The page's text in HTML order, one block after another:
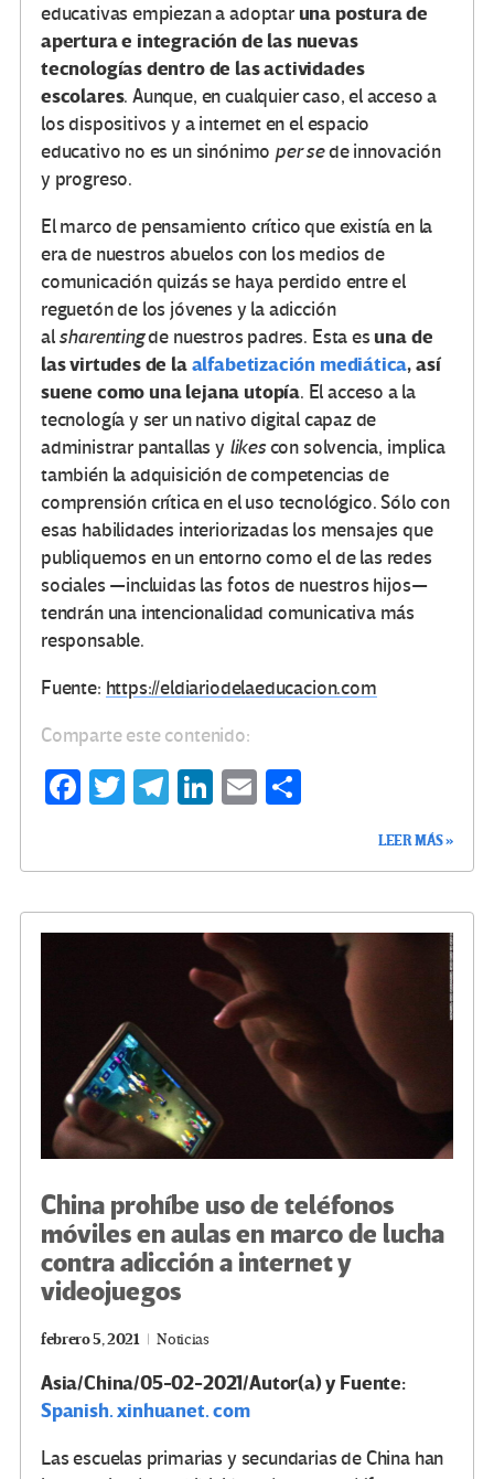
educativas empiezan a adoptaruna postura de
apertura e integración de las nuevas
tecnologías dentro de las actividades
escolares. Aunque, en cualquier caso, el acceso a
los dispositivos y a internet en el espacio
educativo no es un sinónimo per sede innovación
y progreso.
El marco de pensamiento crítico que existía en la
era de nuestros abuelos con los medios de
comunicación quizás se haya perdido entre el
reguetón de los jóvenes y la adicción
alsharentingde nuestros padres. Esta es una de
las virtudes de laalfabetización mediática, así
suene como una lejana utopía. El acceso a la
tecnología y ser un nativo digital capaz de
administrar pantallas y likescon solvencia, implica
también la adquisición de competencias de
comprensión crítica en el uso tecnológico. Sólo con
esas habilidades interiorizadas los mensajes que
publiquemos en un entorno como el de las redes
sociales —incluidas las fotos de nuestros hijos—
tendrán una intencionalidad comunicativa más
responsable.
Fuente: https://eldiariodelaeducacion.com
Comparte este contenido:
Fa
o
T
Te
m
Li
n
E
ar
LEER MÁS »
China prohíbe uso de teléfonos
móviles en aulas en marco de lucha
contra adicción a internet y
videojuegos
febrero 5, 2021 Noticias
Asia/China/05-02-2021/Autor(a) y Fuente:
Spanish. xinhuanet. com
Las escuelas primarias y secundarias de China han